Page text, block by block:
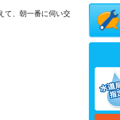
て、朝一番に伺い交